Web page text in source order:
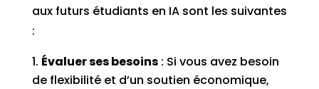
aux futurs étudiants en IA sont les suivantes
:
Évaluer ses besoins: Si vous avez besoin
de flexibilité et d’un soutien économique,